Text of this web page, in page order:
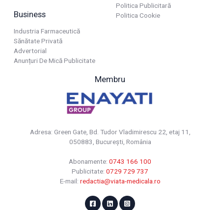
Business
Industria Farmaceutică
Sănătate Privată
Advertorial
Anunțuri De Mică Publicitate
Politica Publicitară
Politica Cookie
Membru
Adresa: Green Gate, Bd. Tudor Vladimirescu 22, etaj 11,
050883, Bucureşti, România
Abonamente: 0743 166 100
Publicitate: 0729 729 737
E-mail: redactia@viata-medicala.ro